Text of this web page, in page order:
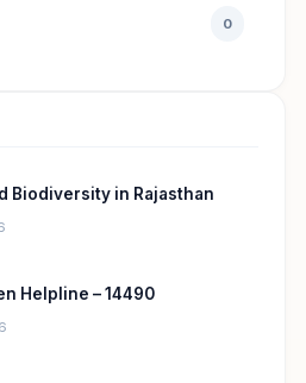
0
Biodiversity in Rajasthan
Helpline – 14490